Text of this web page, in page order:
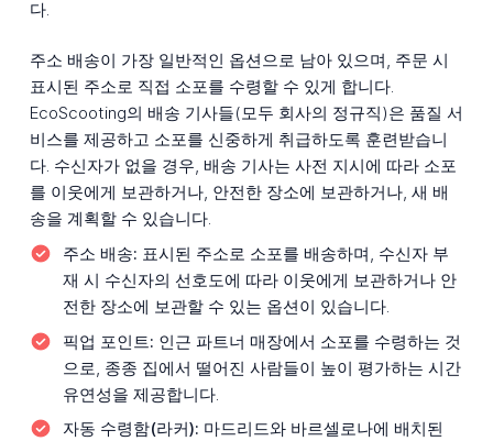
다.
주소 배송이 가장 일반적인 옵션으로 남아 있으며, 주문 시
표시된 주소로 직접 소포를 수령할 수 있게 합니다.
EcoScooting의 배송 기사들(모두 회사의 정규직)은 품질 서
비스를 제공하고 소포를 신중하게 취급하도록 훈련받습니
다. 수신자가 없을 경우, 배송 기사는 사전 지시에 따라 소포
를 이웃에게 보관하거나, 안전한 장소에 보관하거나, 새 배
송을 계획할 수 있습니다.
주소 배송: 표시된 주소로 소포를 배송하며, 수신자 부
재 시 수신자의 선호도에 따라 이웃에게 보관하거나 안
전한 장소에 보관할 수 있는 옵션이 있습니다.
픽업 포인트: 인근 파트너 매장에서 소포를 수령하는 것
으로, 종종 집에서 떨어진 사람들이 높이 평가하는 시간
유연성을 제공합니다.
자동 수령함(라커): 마드리드와 바르셀로나에 배치된